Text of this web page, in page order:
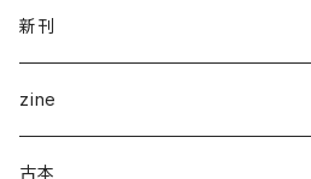
新刊
企画展＆ブックフェア
ナナロク社
ことば・文学・エッセイ
zine
新潟県
古本